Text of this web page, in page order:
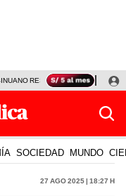
RESULTADOS HOY
SOCIEDAD MUNDO
27 Ago 2025 | 18:27 h